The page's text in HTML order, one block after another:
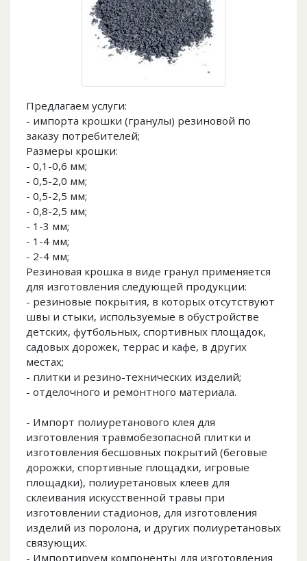
Предлагаем услуги:
- импорта крошки (гранулы) резиновой по
заказу потребителей;
Размеры крошки:
- 0,1-0,6 мм;
- 0,5-2,0 мм;
- 0,5-2,5 мм;
- 0,8-2,5 мм;
- 1-3 мм;
- 1-4 мм;
- 2-4 мм;
Резиновая крошка в виде гранул применяется
для изготовления следующей продукции:
- резиновые покрытия, в которых отсутствуют
швы и стыки, используемые в обустройстве
детских, футбольных, спортивных площадок,
садовых дорожек, террас и кафе, в других
местах;
- плитки и резино-технических изделий;
- отделочного и ремонтного материала.
- Импорт полиуретанового клея для
изготовления травмобезопасной плитки и
изготовления бесшовных покрытий (беговые
дорожки, спортивные площадки, игровые
площадки), полиуретановых клеев для
склеивания искусственной травы при
изготовлении стадионов, для изготовления
изделий из поролона, и других полиуретановых
связующих.
- Импортируем компоненты для изготовления